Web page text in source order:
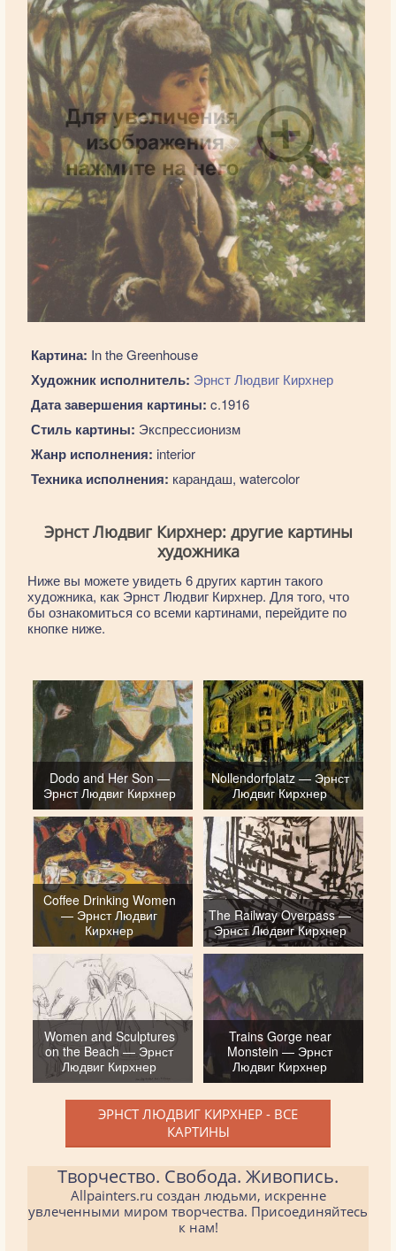
Картина: In the Greenhouse
Художник исполнитель: Эрнст Людвиг Кирхнер
Дата завершения картины: c.1916
Стиль картины: Экспрессионизм
Жанр исполнения: interior
Техника исполнения: карандаш, watercolor
Эрнст Людвиг Кирхнер: другие картины
художника
Ниже вы можете увидеть 6 других картин такого
художника, как Эрнст Людвиг Кирхнер. Для того, что
бы ознакомиться со всеми картинами, перейдите по
кнопке ниже.
Dodo and Her Son —
Эрнст Людвиг Кирхнер
Nollendorfplatz — Эрнст
Людвиг Кирхнер
Coffee Drinking Women
— Эрнст Людвиг
Кирхнер
The Railway Overpass —
Эрнст Людвиг Кирхнер
Women and Sculptures
on the Beach — Эрнст
Людвиг Кирхнер
Trains Gorge near
Monstein — Эрнст
Людвиг Кирхнер
ЭРНСТ ЛЮДВИГ КИРХНЕР - ВСЕ
КАРТИНЫ
Творчество. Свобода. Живопись.
Allpainters.ru создан людьми, искренне
увлеченными миром творчества. Присоединяйтесь
к нам!